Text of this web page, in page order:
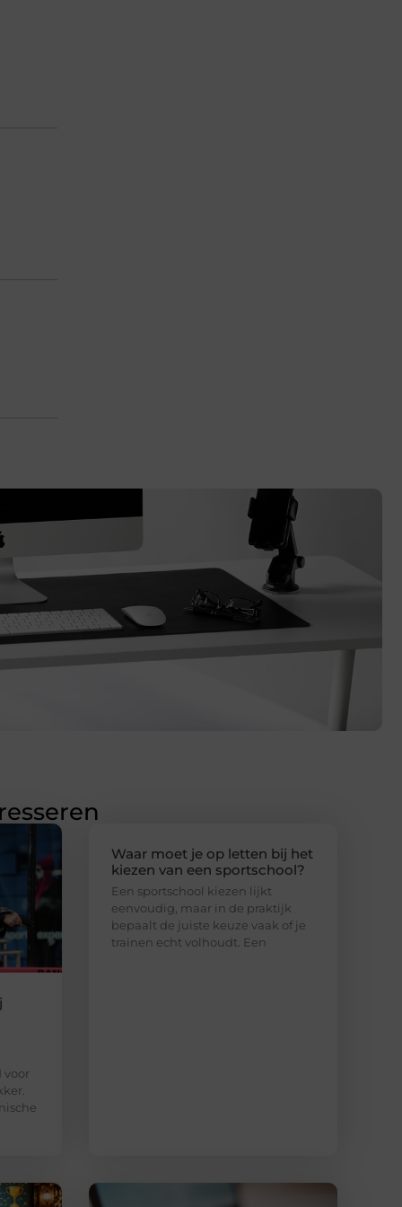
voor
Waar moet je op letten bij het
kiezen van een sportschool?
Een sportschool kiezen lijkt
eenvoudig, maar in de praktijk
bepaalt de juiste keuze vaak of je
trainen echt volhoudt. Een